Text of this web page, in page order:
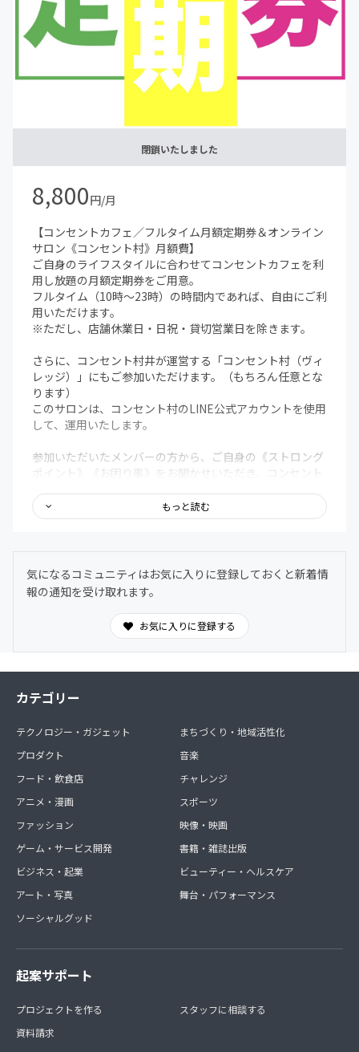
閉鎖いたしました
8,800円/月
【コンセントカフェ／フルタイム月額定期券＆オンライン
サロン《コンセント村》月額費】
ご自身のライフスタイルに合わせてコンセントカフェを利
用し放題の月額定期券をご用意。
フルタイム（10時〜23時）の時間内であれば、自由にご利
用いただけます。
※ただし、店舗休業日・日祝・貸切営業日を除きます。
さらに、コンセント村井が運営する「コンセント村（ヴィ
レッジ）」にもご参加いただけます。（もちろん任意とな
ります）
このサロンは、コンセント村のLINE公式アカウントを使用
して、運用いたします。
参加いただいたメンバーの方から、ご自身の《ストロング
ポイント》《お困り事》をお聞かせいただき、コンセント
さらに、その掲示板の中から、マッチングしたいメンバー
最後に、コンセントカフェが開催するイベントや交流会は
特別価格（イベントによって異なりますが、通常価格より
500円〜1,000円引き）でご参加いただけます。
＊今回のコミュニティ方式の場合、皆様から支援が継続さ
せ。
もっと読む
気になるコミュニティはお気に入りに登録しておくと新着情
報の通知を受け取れます。
お気に入りに登録する
カテゴリー
テクノロジー・ガジェット
プロダクト
フード・飲食店
アニメ・漫画
ファッション
ゲーム・サービス開発
ビジネス・起業
アート・写真
ソーシャルグッド
まちづくり・地域活性化
音楽
チャレンジ
スポーツ
映像・映画
書籍・雑誌出版
ビューティー・ヘルスケア
舞台・パフォーマンス
起案サポート
プロジェクトを作る
資料請求
スタッフに相談する